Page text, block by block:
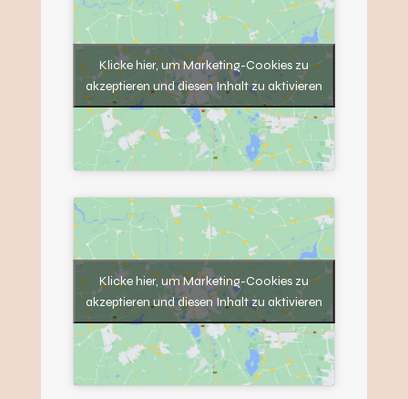
Klicke hier, um Marketing-Cookies zu
akzeptieren und diesen Inhalt zu aktivieren
Klicke hier, um Marketing-Cookies zu
akzeptieren und diesen Inhalt zu aktivieren